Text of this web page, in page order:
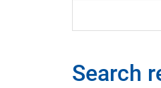
Search